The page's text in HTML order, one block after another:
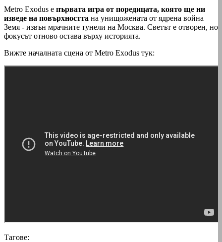
Metro Exodus е първата игра от поредицата, която ще ни
изведе на повърхността на унищожената от ядрена война
Земя - извън мрачните тунели на Москва. Светът е отворен, но
фокусът отново остава върху историята.
Вижте началната сцена от Metro Exodus тук:
Тагове: